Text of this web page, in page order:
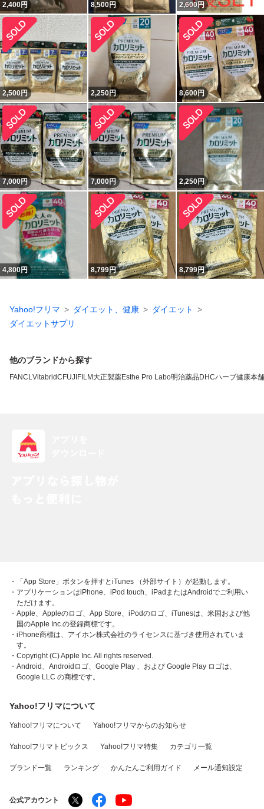
2,400円 8,500円 2,600円
2,500円 2,250円 8,600円
7,000円 7,000円 2,250円
4,800円 8,799円 8,799円
Yahoo!フリマ ダイエット、健康
ダイエット
ダイエットサプリ
他のブランドから探す
FANCLVitabridC FUJIFILM 大正製薬Esthe Pro Labo明治薬品DHCハーブ健康本舗
・「App Store」ボタンを押すとiTunes （外部サイト）が起動します。
・アプリケーションはiPhone、iPod touch、iPadまたはAndroidでご利用い
ただけます。
・Apple、Appleのロゴ、App Store、iPodのロゴ、iTunesは、米国および他
国のApple Inc.の登録商標です。
・iPhone商標は、アイホン株式会社のライセンスに基づき使用されていま
す。
・Copyright (C) Apple Inc. All rights reserved.
・Android、Androidロゴ、Google Play 、および Google Play ロゴは、
Google LLC の商標です。
Yahoo!フリマについて
Yahoo!フリマについて Yahoo!フリマからのお知らせ
Yahoo!フリマトピックス Yahoo!フリマ特集 カテゴリ一覧
ブランド一覧 ランキング かんたんご利用ガイド メール通知設定
公式アカウント